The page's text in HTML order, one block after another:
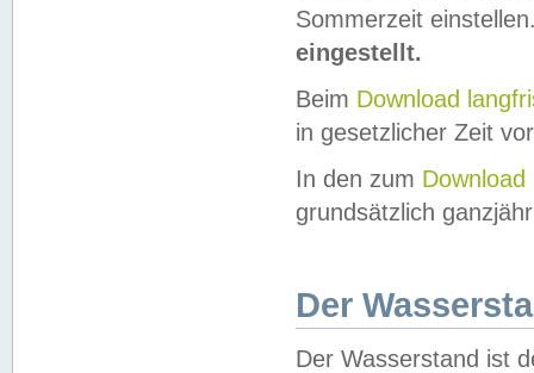
Sommerzeit
eingestellt.
Beim Download
in gesetzlicher Zeit
In den zum Download
grundsätzlich
Der
Der Wasserstand ist